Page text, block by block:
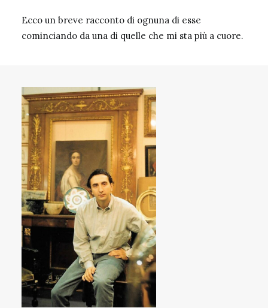
Ecco un breve racconto di ognuna di esse
cominciando da una di quelle che mi sta più a cuore.